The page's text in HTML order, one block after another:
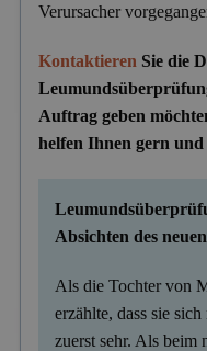
Verursacher
Kontaktieren Sie die
Auftrag geben
helfen Ihnen gern und
Absichten des
Als die Tochter von
erzählte, dass sie
zuerst sehr. Als beim